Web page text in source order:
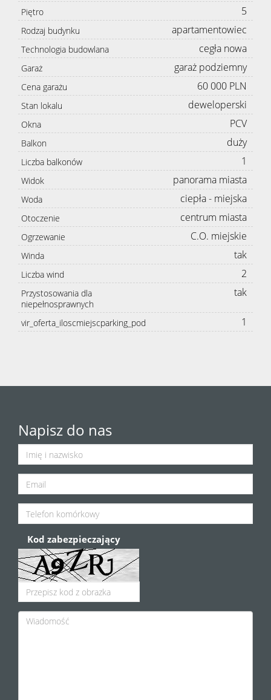
Piętro 5
Rodzaj budynku apartamentowiec
Technologia budowlana cegła nowa
Garaż garaż podziemny
Cena garażu 60 000 PLN
Stan lokalu deweloperski
Okna PCV
Balkon duży
Liczba balkonów 1
Widok panorama miasta
Woda ciepła - miejska
Otoczenie centrum miasta
Ogrzewanie C.O. miejskie
Winda tak
Liczba wind 2
Przystosowania dla
niepełnosprawnych
tak
vir_oferta_iloscmiejscparking_pod 1
Napisz do nas
Kod zabezpieczający